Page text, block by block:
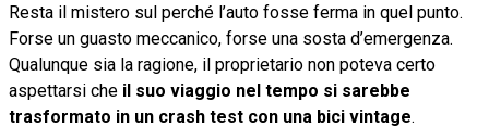
Resta il mistero sul perché l’auto fosse ferma in quel punto.
Forse un guasto meccanico, forse una sosta d’emergenza.
Qualunque sia la ragione, il proprietario non poteva certo
aspettarsi che il suo viaggio nel tempo si sarebbe
trasformato in un crash test con una bici vintage.